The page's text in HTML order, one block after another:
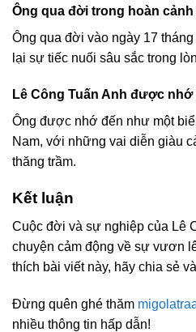
Ông qua đời trong hoàn cảnh
Ông qua đời vào ngày 17
lại sự tiếc nuối sâu sắc trong
Lê Công Tuấn Anh được
Ông được nhớ đến như một
Nam, với những vai diễn giàu
thăng trầm.
Kết luận
Cuộc đời và sự nghiệp của Lê
chuyện cảm động về sự vươn
thích bài viết này, hãy chia sẻ
Đừng quên ghé thăm
nhiều thông tin hấp dẫn!